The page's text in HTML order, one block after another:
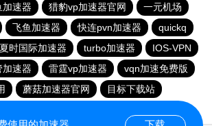
加速器 猎豹vp加速器官网
一元机场
飞鱼加速器 快连pvn加速器
quickq
夏时国际加速器 turbo加速器
IOS-VPN
加速器 雷霆vp加速器
vqn加速免费版
蘑菇加速器官网
目标下载站